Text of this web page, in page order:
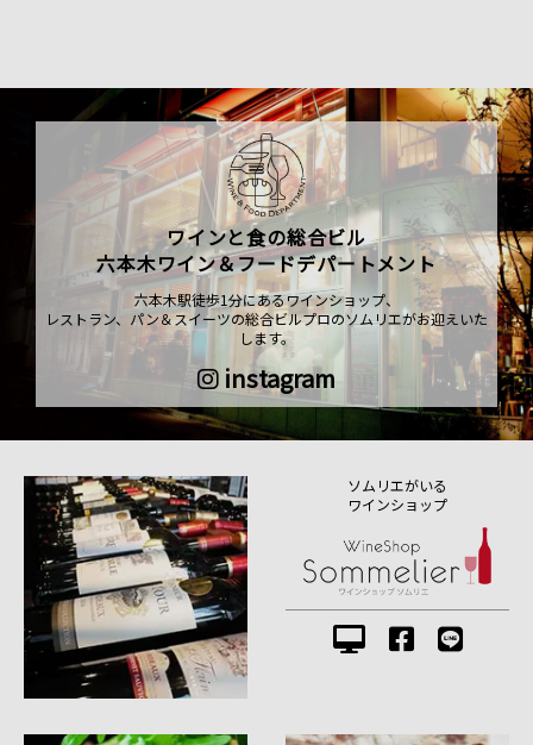
ワインと食の総合ビル
六本木ワイン＆フードデパートメント
六本木駅徒歩1分にあるワインショップ、
レストラン、パン＆スイーツの総合ビルプロのソムリエがお迎えいた
します。
instagram
ソムリエがいる
ワインショップ